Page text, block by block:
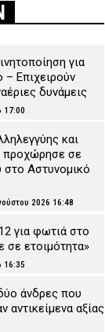
για
Επιχειρούν
δυνάμεις
17:00
και
προχώρησε σε
στο Αστυνομικό
2026 16:48
για φωτιά στο
σε ετοιμότητα»
16:35
άνδρες που
αντικείμενα αξίας